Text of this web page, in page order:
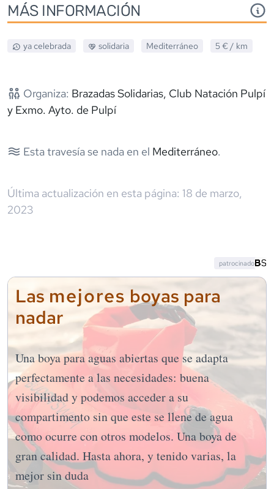
MÁS INFORMACIÓN
ya celebrada solidaria Mediterráneo 5 € / km
Organiza: Brazadas Solidarias, Club Natación Pulpí
y Exmo. Ayto. de Pulpí
Esta travesía se nada en el Mediterráneo.
Última actualización en esta página: 18 de marzo,
2023
Las mejores boyas para
nadar
Una boya para aguas abiertas que se adapta
perfectamente a las necesidades: buena
visibilidad y podemos acceder a su
compartimento sin que este se llene de agua
como ocurre con otros modelos. Una boya de
gran calidad. Hasta ahora, y tenido varias, la
mejor sin duda
patrocinado